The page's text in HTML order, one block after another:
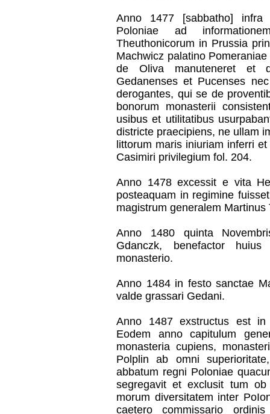
Anno 1477 [sabbatho] infra
Poloniae ad
Theuthonicorum in Prussia
Machwicz palatino
de Oliva manuteneret et
Gedanenses et Pucenses
derogantes, qui se de
bonorum monasterii
usibus et utilitatibus
districte praecipiens, ne ullam
littorum maris iniuriam inferri
Casimiri privilegium fol. 204.
Anno 1478 excessit e vita
posteaquam in regimine
magistrum generalem Martinus
Anno 1480 quinta
Gdanczk, benefactor
monasterio.
Anno 1484 in festo sanctae
valde grassari Gedani.
Anno 1487 exstructus est
Eodem anno capitulum
monasteria cupiens,
Polplin ab omni
abbatum regni Poloniae
segregavit et exclusit tum
morum diversitatem inter
caetero commissario